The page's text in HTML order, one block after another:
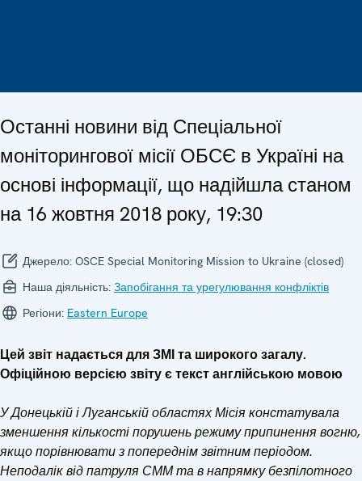
Останні новини від Спеціальної
моніторингової місії ОБСЄ в Україні на
основі інформації, що надійшла станом
на 16 жовтня 2018 року, 19:30
Джерело: OSCE Special Monitoring Mission to Ukraine (closed)
Наша діяльність: Запобігання та урегулювання конфліктів
Регіони: Eastern Europe
Цей звіт надається для ЗМІ та широкого загалу.
Офіційною версією звіту є текст англійською мовою
У Донецькій і Луганській областях Місія констатувала
зменшення кількості порушень режиму припинення вогню,
якщо порівнювати з попереднім звітним періодом.
Неподалік від патруля СММ та в напрямку безпілотного